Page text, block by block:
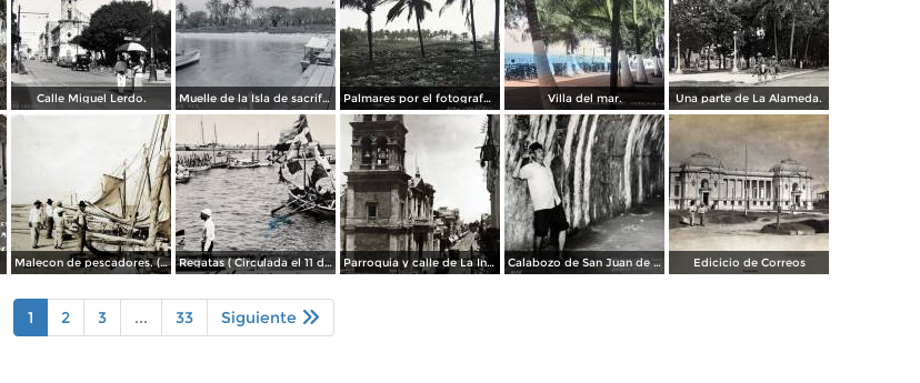
Calle Miguel Lerdo. Muelle de la Isla de sacrificios. Palmares por el fotografo Hugo Brehme. Villa del mar. Una parte de La Alameda.
Malecon de pescadores. ( Circulada el 12 de Agosto de 1911 ). Regatas ( Circulada el 11 de Abril de 1926 ). Parroquia y calle de La Independencia. Calabozo de San Juan de Ulua. Edicicio de Correos
1 2 3 ... 33 Siguiente